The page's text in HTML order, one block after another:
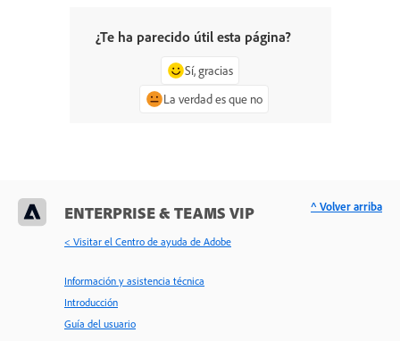
¿Te ha parecido útil esta página?
Sí, gracias
La verdad es que no
ENTERPRISE & TEAMS VIP
< Visitar el Centro de ayuda de Adobe
Información y asistencia técnica
Introducción
Guía del usuario
^ Volver arriba